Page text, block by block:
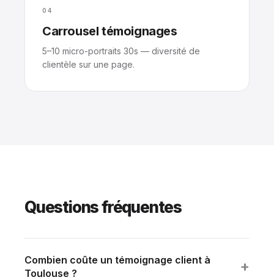
04
Carrousel témoignages
5–10 micro-portraits 30s — diversité de
clientèle sur une page.
Questions fréquentes
Combien coûte un témoignage client à
Toulouse ?
+